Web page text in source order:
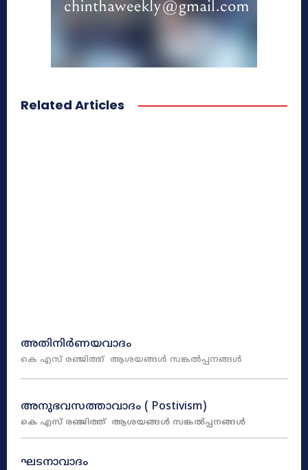
Related Articles
അതിനിർണയവാദം
കെ എസ് രഞ്ജിത്ത് ആശയങ്ങൾ സങ്കൽപ്പനങ്ങൾ
അനുഭവസത്താവാദം ( Postivism)
കെ എസ് രഞ്ജിത്ത് ആശയങ്ങൾ സങ്കൽപ്പനങ്ങൾ
ഘടനാവാദം